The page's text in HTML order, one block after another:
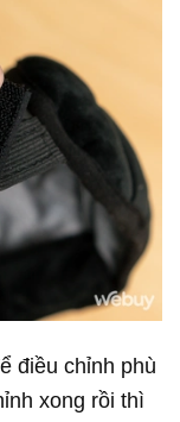
điều chỉnh phù
xong rồi thì